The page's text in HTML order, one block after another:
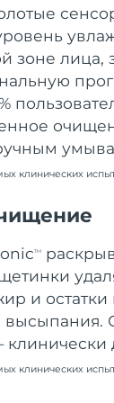
зоне лица,
клинических
TM
и
высыпания.
клинических